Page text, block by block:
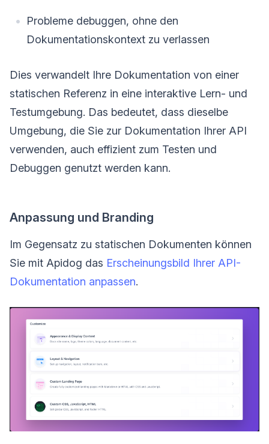
Probleme debuggen, ohne den
Dokumentationskontext zu verlassen
Dies verwandelt Ihre Dokumentation von einer
statischen Referenz in eine interaktive Lern- und
Testumgebung. Das bedeutet, dass dieselbe
Umgebung, die Sie zur Dokumentation Ihrer API
verwenden, auch effizient zum Testen und
Debuggen genutzt werden kann.
Anpassung und Branding
Im Gegensatz zu statischen Dokumenten können
Sie mit Apidog das Erscheinungsbild Ihrer API-
Dokumentation anpassen.